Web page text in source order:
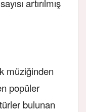
artırılmış
müziğinden
popüler
bulunan